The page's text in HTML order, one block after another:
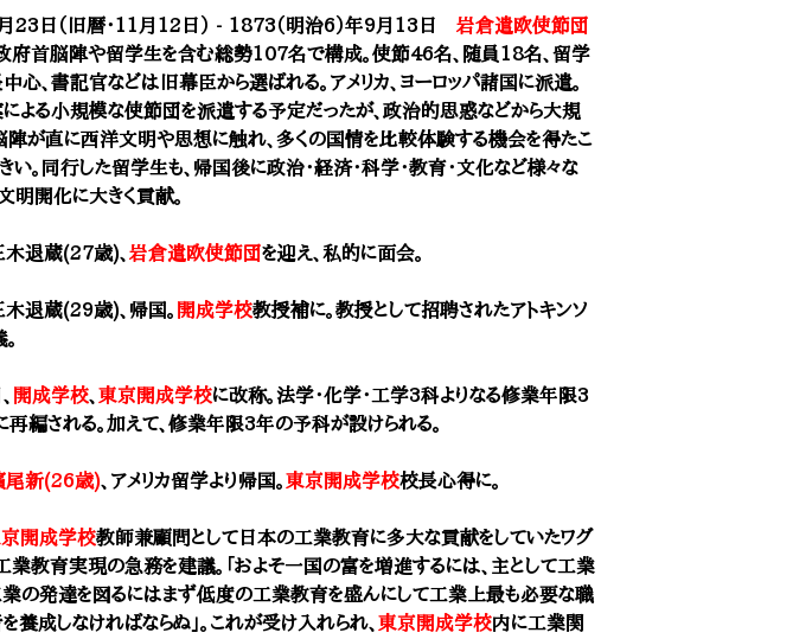
23日（旧暦・11月12日） - 1873（明治6）年9月13日 岩倉遣欧使節団
府首脳陣や留学生を含む総勢107名で構成。使節46名、随員18名、留学
心、書記官などは旧幕臣から選ばれる。アメリカ、ヨーロッパ諸国に派遣。
よる小規模な使節団を派遣する予定だったが、政治的思惑などから大規
陣が直に西洋文明や思想に触れ、多くの国情を比較体験する機会を得たこ
い。同行した留学生も、帰国後に政治・経済・科学・教育・文化など様々な
明開化に大きく貢献。
退蔵(27歳)、 岩倉遣欧使節団を迎え、私的に面会。
蔵(29歳)、帰国。 開成学校教授補に。教授として招聘されたアトキンソ
開成学校、 東京開成学校に改称。法学・化学・工学3科よりなる修業年限3
編される。加えて、修業年限3年の予科が設けられる。
尾新(26歳)、アメリカ留学より帰国。東京開成学校校長心得に。
開成学校教師兼顧問として日本の工業教育に多大な貢献をしていたワグ
業教育実現の急務を建議。「およそ一国の富を増進するには、主として工業
業の発達を図るにはまず低度の工業教育を盛んにして工業上最も必要な職
成しなければならぬ」。これが受け入れられ、 東京開成学校内に工業関